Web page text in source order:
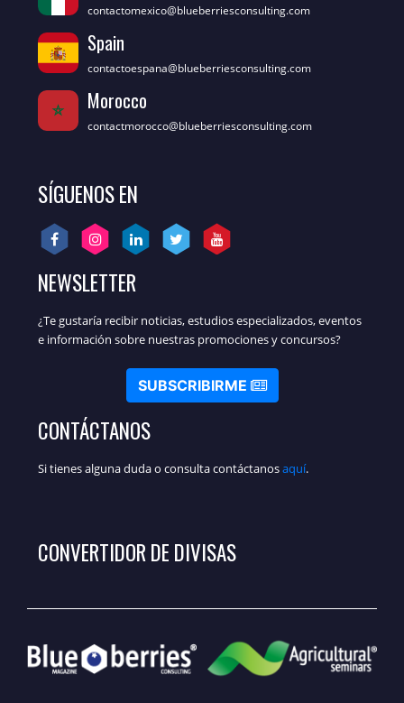
contactomexico@blueberriesconsulting.com
Spain
contactoespana@blueberriesconsulting.com
Morocco
contactmorocco@blueberriesconsulting.com
SÍGUENOS EN
NEWSLETTER
¿Te gustaría recibir noticias, estudios especializados, eventos
e información sobre nuestras promociones y concursos?
SUBSCRIBIRME
CONTÁCTANOS
Si tienes alguna duda o consulta contáctanosaquí.
CONVERTIDOR DE DIVISAS